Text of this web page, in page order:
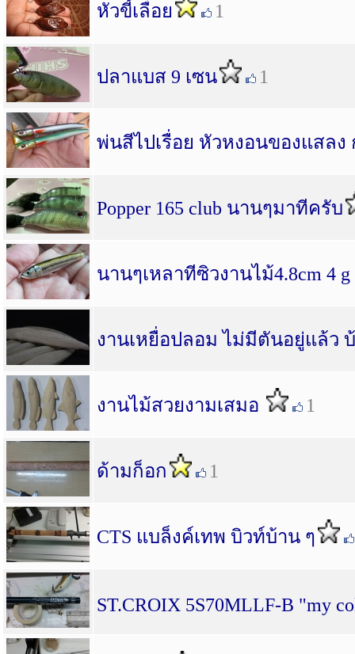
หัวขี้เลื่อย 1
ปลาแบส 9 เซน 1
พ่นสีไปเรื่อย หัวหงอนของแสลง
Popper 165 club นานๆมาทีครับ
นานๆเหลาทีซิวงานไม้4.8cm 4
งานเหยื่อปลอม ไม่มีตันอยู่แล้ว
งานไม้สวยงามเสมอ 1
ด้ามก็อก 1
CTS แบล็งค์เทพ บิวท์บ้าน ๆ
ST.CROIX 5S70MLLF-B "my